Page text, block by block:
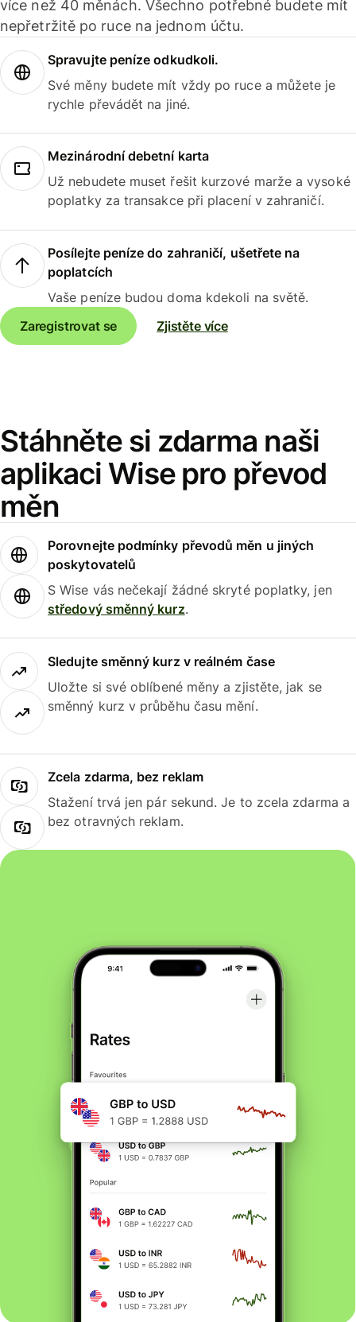
více než 40 měnách. Všechno potřebné budete mít
nepřetržitě po ruce na jednom účtu.
Spravujte peníze odkudkoli.
Své měny budete mít vždy po ruce a můžete je
rychle převádět na jiné.
Mezinárodní debetní karta
Už nebudete muset řešit kurzové marže a vysoké
poplatky za transakce při placení v zahraničí.
Posílejte peníze do zahraničí, ušetřete na
poplatcích
Vaše peníze budou doma kdekoli na světě.
Zaregistrovat se
Zjistěte více
Stáhněte si zdarma naši
aplikaci Wise pro převod
měn
Porovnejte podmínky převodů měn u jiných
poskytovatelů
S Wise vás nečekají žádné skryté poplatky, jen
středový směnný kurz.
Sledujte směnný kurz v reálném čase
Uložte si své oblíbené měny a zjistěte, jak se
směnný kurz v průběhu času mění.
Zcela zdarma, bez reklam
Stažení trvá jen pár sekund. Je to zcela zdarma a
bez otravných reklam.